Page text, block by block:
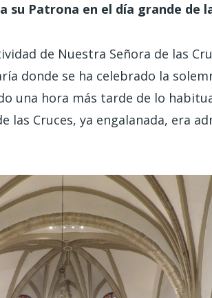
su Patrona en el día grande de
de Nuestra Señora de las
donde se ha celebrado la
una hora más tarde de lo
las Cruces, ya engalanada, era